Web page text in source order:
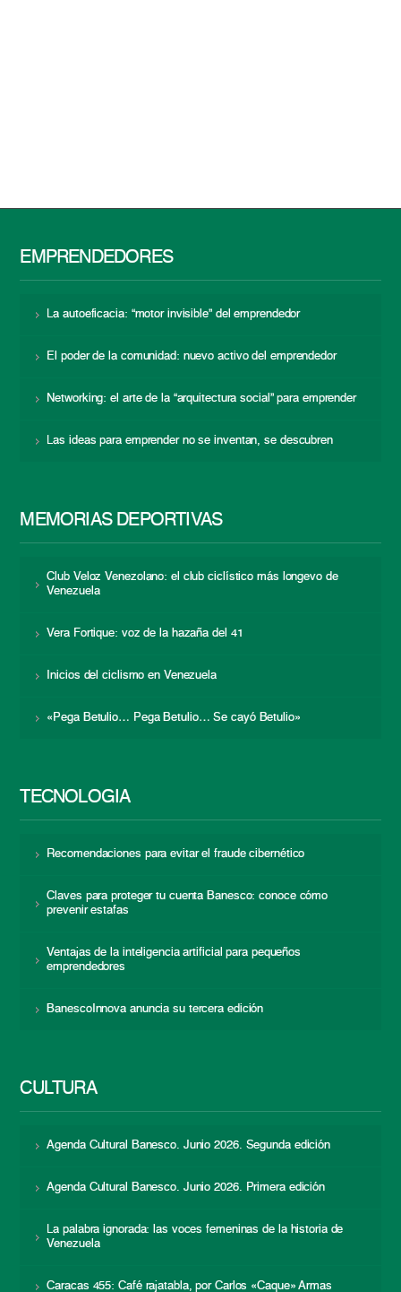
EMPRENDEDORES
La autoeficacia: “motor invisible” del emprendedor
El poder de la comunidad: nuevo activo del emprendedor
Networking: el arte de la “arquitectura social” para emprender
Las ideas para emprender no se inventan, se descubren
MEMORIAS DEPORTIVAS
Club Veloz Venezolano: el club ciclístico más longevo de
Venezuela
Vera Fortique: voz de la hazaña del 41
Inicios del ciclismo en Venezuela
«Pega Betulio… Pega Betulio… Se cayó Betulio»
TECNOLOGÍA
Recomendaciones para evitar el fraude cibernético
Claves para proteger tu cuenta Banesco: conoce cómo
prevenir estafas
Ventajas de la inteligencia artificial para pequeños
emprendedores
BanescoInnova anuncia su tercera edición
CULTURA
Agenda Cultural Banesco. Junio 2026. Segunda edición
Agenda Cultural Banesco. Junio 2026. Primera edición
La palabra ignorada: las voces femeninas de la historia de
Venezuela
Caracas 455: Café rajatabla, por Carlos «Caque» Armas